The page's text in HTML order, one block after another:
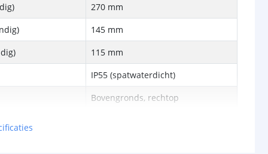
270 mm
145 mm
115 mm
IP55 (spatwaterdicht)
Bovengronds, rechtop